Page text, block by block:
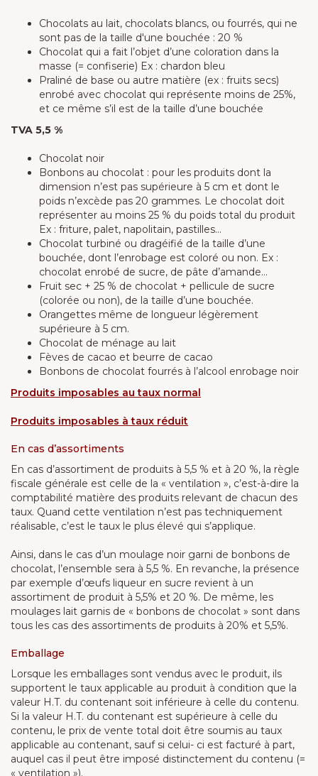
Chocolats au lait, chocolats blancs, ou fourrés, qui ne
sont pas de la taille d'une bouchée : 20 %
Chocolat qui a fait l’objet d’une coloration dans la
masse (= confiserie) Ex : chardon bleu
Praliné de base ou autre matière (ex : fruits secs)
enrobé avec chocolat qui représente moins de 25%,
et ce même s’il est de la taille d’une bouchée
TVA 5,5 %
Chocolat noir
Bonbons au chocolat : pour les produits dont la
dimension n’est pas supérieure à 5 cm et dont le
poids n’excède pas 20 grammes. Le chocolat doit
représenter au moins 25 % du poids total du produit
Ex : friture, palet, napolitain, pastilles…
Chocolat turbiné ou dragéifié de la taille d’une
bouchée, dont l’enrobage est coloré ou non. Ex :
chocolat enrobé de sucre, de pâte d’amande…
Fruit sec + 25 % de chocolat + pellicule de sucre
(colorée ou non), de la taille d’une bouchée.
Orangettes même de longueur légèrement
supérieure à 5 cm.
Chocolat de ménage au lait
Fèves de cacao et beurre de cacao
Bonbons de chocolat fourrés à l’alcool enrobage noir
Produits imposables au taux normal
Produits imposables à taux réduit
En cas d’assortiments
En cas d’assortiment de produits à 5,5 % et à 20 %, la règle
fiscale générale est celle de la « ventilation », c’est-à-dire la
comptabilité matière des produits relevant de chacun des
taux. Quand cette ventilation n’est pas techniquement
réalisable, c’est le taux le plus élevé qui s’applique.
Ainsi, dans le cas d’un moulage noir garni de bonbons de
chocolat, l’ensemble sera à 5,5 %. En revanche, la présence
par exemple d’œufs liqueur en sucre revient à un
assortiment de produit à 5,5% et 20 %. De même, les
moulages lait garnis de « bonbons de chocolat » sont dans
tous les cas des assortiments de produits à 20% et 5,5%.
Emballage
Lorsque les emballages sont vendus avec le produit, ils
supportent le taux applicable au produit à condition que la
valeur H.T. du contenant soit inférieure à celle du contenu.
Si la valeur H.T. du contenant est supérieure à celle du
contenu, le prix de vente total doit être soumis au taux
applicable au contenant, sauf si celui- ci est facturé à part,
auquel cas il peut être imposé distinctement du contenu (=
« ventilation »).